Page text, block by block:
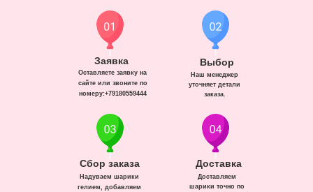
Доставка
Доставляем
шарики точно по
Сбор заказа
Надуваем шарики
гелием, добавляем
Заявка
Оставляете заявку на
сайте или звоните по
номеру:+79180559444
Выбор
Наш менеджер
уточняет детали
заказа.